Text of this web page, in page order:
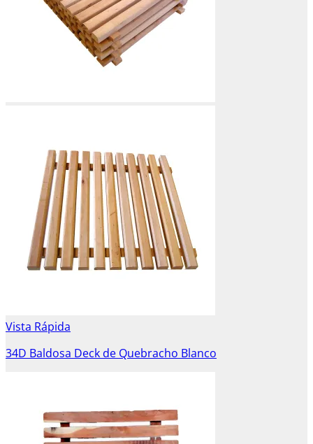
Vista Rápida
34D Baldosa Deck de Quebracho Blanco